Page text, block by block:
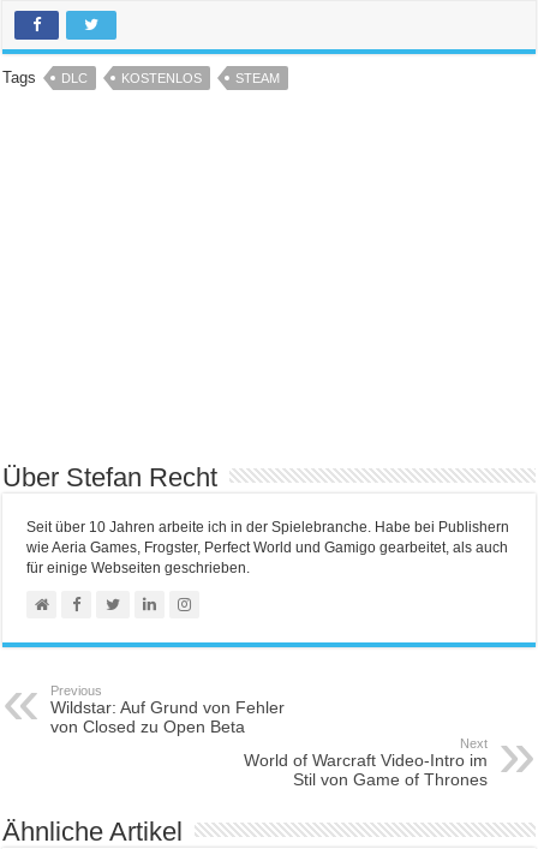
Tags DLC KOSTENLOS STEAM
Über Stefan Recht
Seit über 10 Jahren arbeite ich in der Spielebranche. Habe bei Publishern
wie Aeria Games, Frogster, Perfect World und Gamigo gearbeitet, als auch
für einige Webseiten geschrieben.
Previous
Wildstar: Auf Grund von Fehler
von Closed zu Open Beta
Next
World of Warcraft Video-Intro im
Stil von Game of Thrones
Ähnliche Artikel